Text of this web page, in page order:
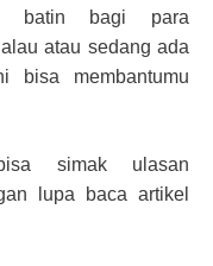
batin bagi para
atau sedang ada
bisa membantumu
simak ulasan
lupa baca artikel